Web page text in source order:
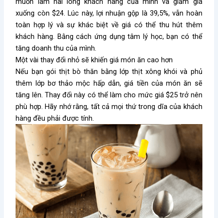
xuống còn $24. Lúc này, lợi nhuận gộp là 39,5%, vẫn hoàn
toàn hợp lý và sự khác biệt về giá có thể thu hút thêm
khách hàng. Bằng cách ứng dụng tâm lý học, bạn có thể
tăng doanh thu của mình.
Một vài thay đổi nhỏ sẽ khiến giá món ăn cao hơn
Nếu bạn gói thịt bò thăn bằng lớp thịt xông khói và phủ
thêm lớp bơ thảo mộc hấp dẫn, giá tiền của món ăn sẽ
tăng lên. Thay đổi này có thể làm cho mức giá $25 trở nên
phù hợp. Hãy nhớ rằng, tất cả mọi thứ trong dĩa của khách
hàng đều phải được tính.